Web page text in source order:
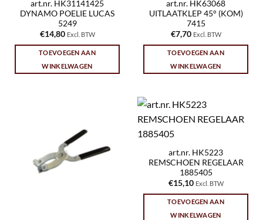
art.nr. HK31141425
DYNAMO POELIE LUCAS
5249
€14,80 Excl. BTW
TOEVOEGEN AAN
WINKELWAGEN
art.nr. HK63068
UITLAATKLEP 45° (KOM)
7415
€7,70 Excl. BTW
TOEVOEGEN AAN
WINKELWAGEN
art.nr. HK5223
REMSCHOEN REGELAAR
1885405
€15,10 Excl. BTW
TOEVOEGEN AAN
WINKELWAGEN